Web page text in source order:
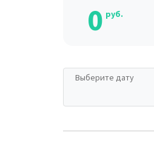
0 руб.
Выберите дату